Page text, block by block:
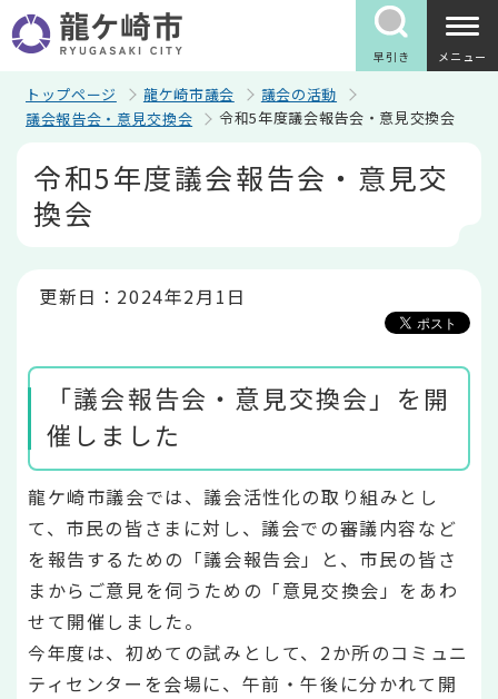
の
ペ
早引き メニュー
トップページ 龍ケ崎市議会
議会の活動
議会報告会・意見交換会
令和5年度議会報告会・意見交換会
令和5年度議会報告会・意見交
換会
更新日：2024年2月1日
「議会報告会・意見交換会」を開
催しました
龍ケ崎市議会では、議会活性化の取り組みとし
て、市民の皆さまに対し、議会での審議内容など
を報告するための「議会報告会」と、市民の皆さ
まからご意見を伺うための「意見交換会」をあわ
せて開催しました。
今年度は、初めての試みとして、2か所のコミュニ
ティセンターを会場に、午前・午後に分かれて開